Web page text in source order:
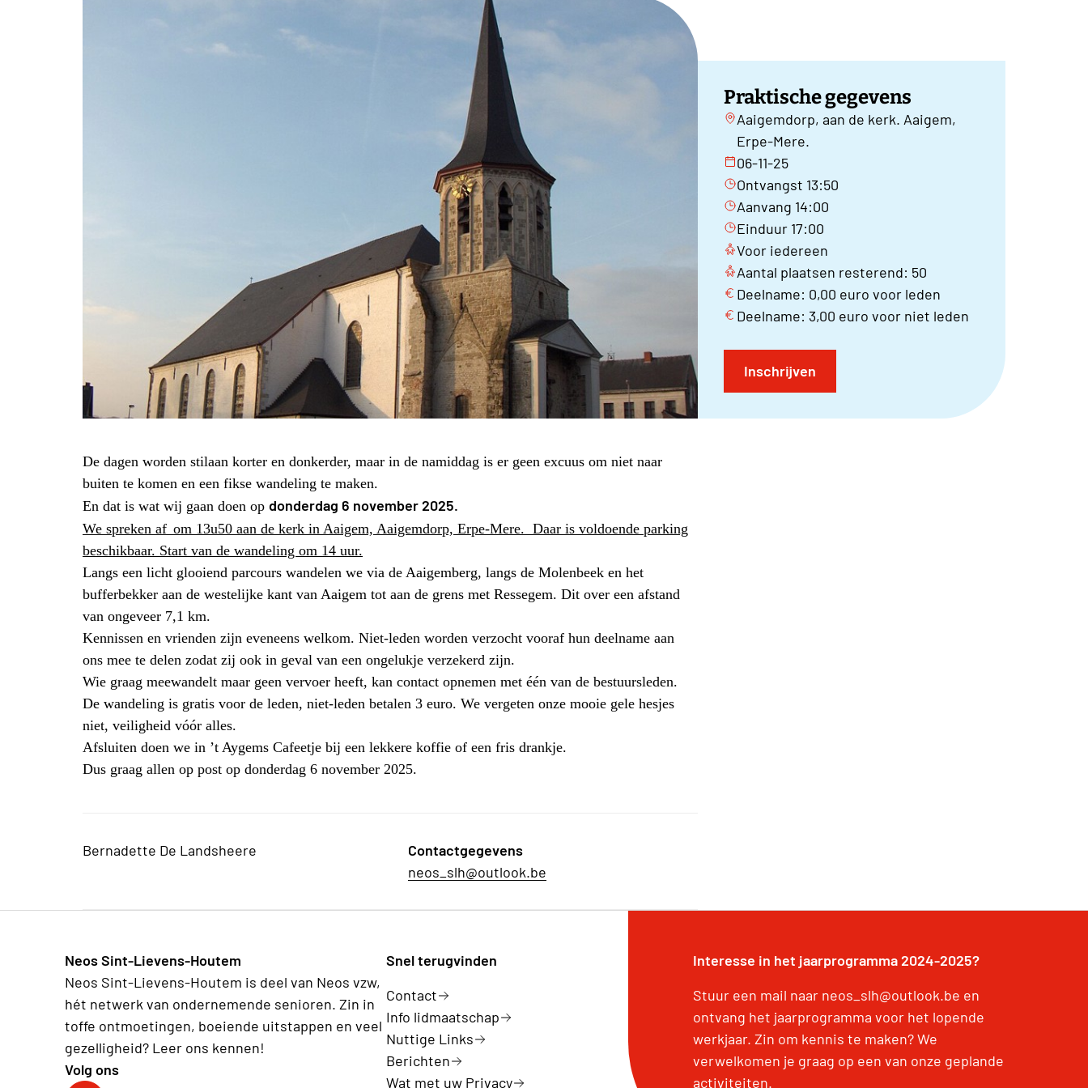
Praktische gegevens
Aaigemdorp, aan de kerk. Aaigem,
Erpe-Mere.
06-11-25
Ontvangst 13:50
Aanvang 14:00
Einduur 17:00
Voor iedereen
Aantal plaatsen resterend: 50
Deelname: 0,00 euro voor leden
Deelname: 3,00 euro voor niet leden
Inschrijven
De dagen worden stilaan korter en donkerder, maar in de namiddag is er geen excuus om niet naar
buiten te komen en een fikse wandeling te maken.
En dat is wat wij gaan doen op donderdag 6 november 2025.
We spreken af om 13u50 aan de kerk in Aaigem, Aaigemdorp, Erpe-Mere. Daar is voldoende parking
beschikbaar. Start van de wandeling om 14 uur.
Langs een licht glooiend parcours wandelen we via de Aaigemberg, langs de Molenbeek en het
bufferbekker aan de westelijke kant van Aaigem tot aan de grens met Ressegem. Dit over een afstand
van ongeveer 7,1 km.
Kennissen en vrienden zijn eveneens welkom. Niet-leden worden verzocht vooraf hun deelname aan
ons mee te delen zodat zij ook in geval van een ongelukje verzekerd zijn.
Wie graag meewandelt maar geen vervoer heeft, kan contact opnemen met één van de bestuursleden.
De wandeling is gratis voor de leden, niet-leden betalen 3 euro. We vergeten onze mooie gele hesjes
niet, veiligheid vóór alles.
Afsluiten doen we in ’t Aygems Cafeetje bij een lekkere koffie of een fris drankje.
Dus graag allen op post op donderdag 6 november 2025.
Bernadette De Landsheere
Contactgegevens
neos_slh@outlook.be
Neos Sint-Lievens-Houtem
Neos Sint-Lievens-Houtem is deel van Neos vzw,
hét netwerk van ondernemende senioren. Zin in
toffe ontmoetingen, boeiende uitstappen en veel
gezelligheid? Leer ons kennen!
Volg ons
Snel terugvinden
Contact
Info lidmaatschap
Nuttige Links
Berichten
Wat met uw Privacy
Interesse in het jaarprogramma 2024-2025?
Stuur een mail naar neos_slh@outlook.be en
ontvang het jaarprogramma voor het lopende
werkjaar. Zin om kennis te maken? We
verwelkomen je graag op een van onze geplande
activiteiten.